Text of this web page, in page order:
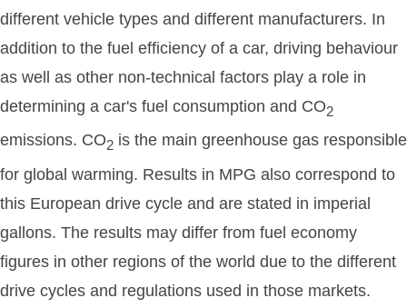
different vehicle types and different manufacturers. In
addition to the fuel efficiency of a car, driving behaviour
as well as other non-technical factors play a role in
determining a car's fuel consumption and CO2
emissions. CO2 is the main greenhouse gas responsible
for global warming. Results in MPG also correspond to
this European drive cycle and are stated in imperial
gallons. The results may differ from fuel economy
figures in other regions of the world due to the different
drive cycles and regulations used in those markets.